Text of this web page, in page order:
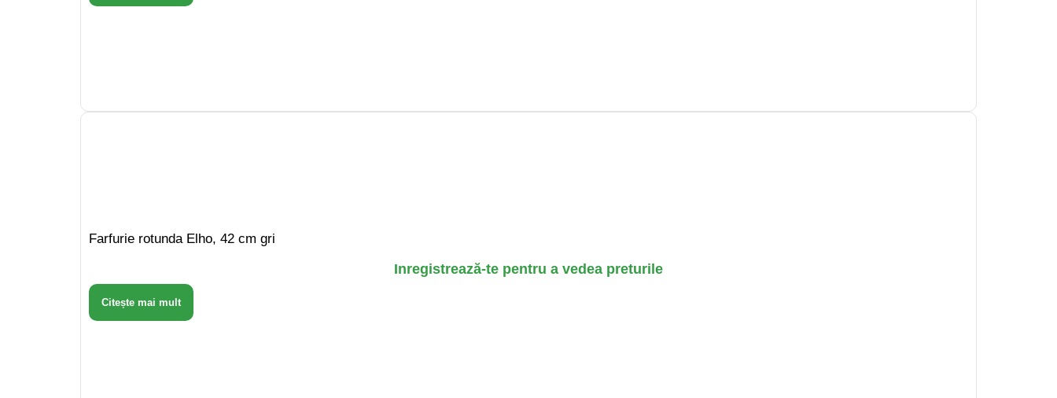
Farfurie rotunda Elho, 42 cm gri
Inregistrează-te pentru a vedea preturile
Citește mai mult